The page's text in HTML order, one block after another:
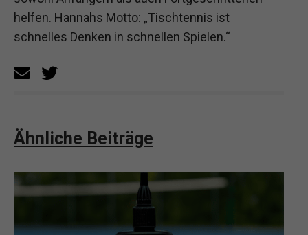
helfen. Hannahs Motto: „Tischtennis ist
schnelles Denken in schnellen Spielen.“
Ähnliche Beiträge